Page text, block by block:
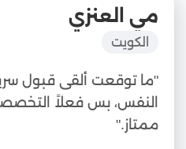
مي العنزي
الكويت
"ما توقعت ألقى قبول
النفس، بس فعلاً
ممتاز."